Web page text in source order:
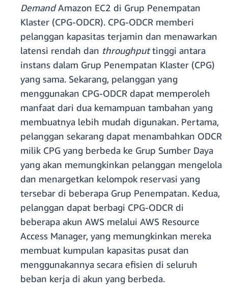
DemandAmazon EC2 di Grup Penempatan
Klaster (CPG-ODCR). CPG-ODCR memberi
pelanggan kapasitas terjamin dan menawarkan
latensi rendah dan throughputtinggi antara
instans dalam Grup Penempatan Klaster (CPG)
yang sama. Sekarang, pelanggan yang
menggunakan CPG-ODCR dapat memperoleh
manfaat dari dua kemampuan tambahan yang
membuatnya lebih mudah digunakan. Pertama,
pelanggan sekarang dapat menambahkan ODCR
milik CPG yang berbeda ke Grup Sumber Daya
yang akan memungkinkan pelanggan mengelola
dan menargetkan kelompok reservasi yang
tersebar di beberapa Grup Penempatan. Kedua,
pelanggan dapat berbagi CPG-ODCR di
beberapa akun AWS melalui AWS Resource
Access Manager, yang memungkinkan mereka
membuat kumpulan kapasitas pusat dan
menggunakannya secara efisien di seluruh
beban kerja di akun yang berbeda.